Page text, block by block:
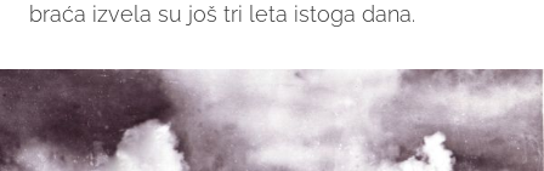
braća izvela su još tri leta istoga dana.